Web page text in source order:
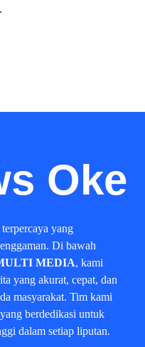
Oke
yang
Di bawah
MEDIA, kami
yang akurat, cepat, dan
masyarakat. Tim kami
berdedikasi untuk
dalam setiap liputan.